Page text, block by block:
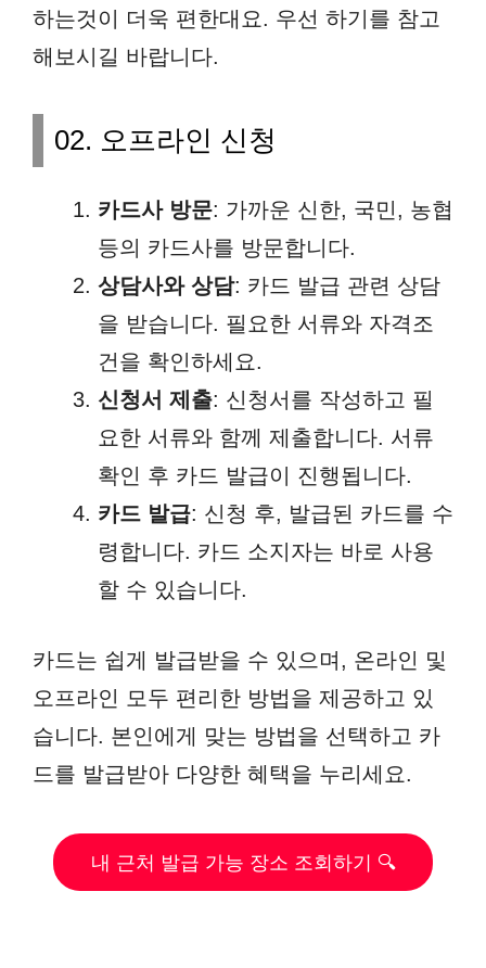
하는것이 더욱 편한대요. 우선 하기를 참고
해보시길 바랍니다.
02. 오프라인 신청
카드사 방문: 가까운 신한, 국민, 농협
등의 카드사를 방문합니다.
상담사와 상담: 카드 발급 관련 상담
을 받습니다. 필요한 서류와 자격조
건을 확인하세요.
신청서 제출: 신청서를 작성하고 필
요한 서류와 함께 제출합니다. 서류
확인 후 카드 발급이 진행됩니다.
카드 발급: 신청 후, 발급된 카드를 수
령합니다. 카드 소지자는 바로 사용
할 수 있습니다.
카드는 쉽게 발급받을 수 있으며, 온라인 및
오프라인 모두 편리한 방법을 제공하고 있
습니다. 본인에게 맞는 방법을 선택하고 카
드를 발급받아 다양한 혜택을 누리세요.
내 근처 발급 가능 장소 조회하기 🔍